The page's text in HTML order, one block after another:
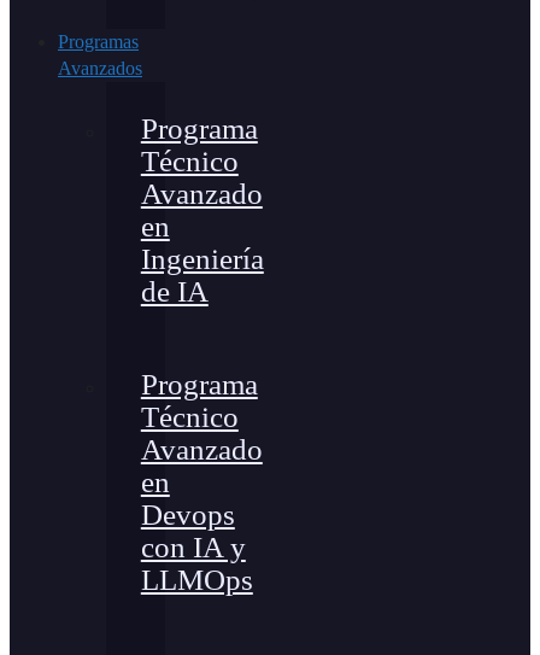
Programas
Avanzados
Programa
Técnico
Avanzado
en
Ingeniería
de IA
Programa
Técnico
Avanzado
en
Devops
con IA y
LLMOps